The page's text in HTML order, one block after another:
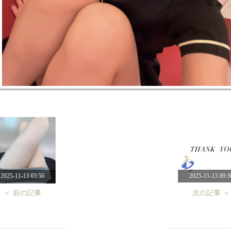
2025-11-13 03:50
＜ 前の記事
2025-11-13
次の記事 ＞